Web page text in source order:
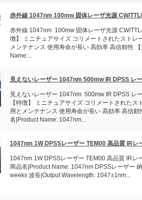
赤外線 1047nm 100mw 固体レーザ光源 CW/
赤外線 1047nm 100mw 固体レーザ光源 CW/
徴】 ミニチュアサイズ コリメートされたストレ
メンテナンス 使用寿命が長い 高効率 高信頼性
Name:...
見えないレーザー 1047nm 500mw IR DPSS レ
見えないレーザー 1047nm 500mw IR DPSS レ
【特徴】 ミニチュアサイズ コリメートされたス
用とメンテナンス 使用寿命が長い 高効率 高信頼
名|Product Name: 1047nm...
1047nm 1W DPSSレーザー TEM00 高品質 IRレ
1047nm 1W DPSSレーザー TEM00 高品質 IRレ
商品名|Product Name: 1047nm DPSSレーザー
weeks 波長|Output Wavelength: 1047±1nm...